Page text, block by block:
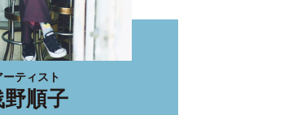
ーティスト
野順子